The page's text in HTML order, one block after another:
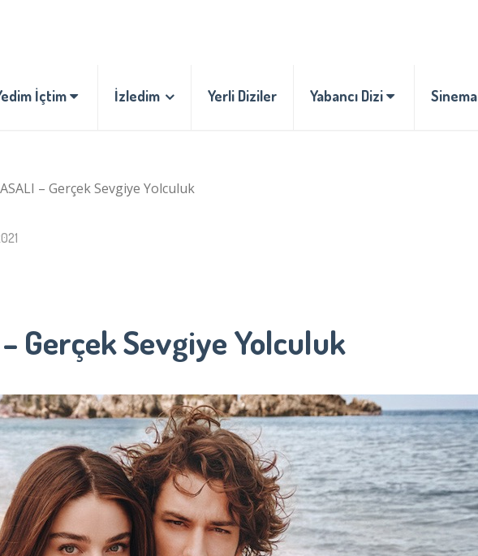
İçtim İzledim Yerli Diziler Yabancı Dizi Sinema
– Gerçek Sevgiye Yolculuk
Gerçek Sevgiye Yolculuk